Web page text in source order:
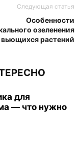
Следующая статья
Особенности
озеленения
вьющихся растений
для
— что нужно